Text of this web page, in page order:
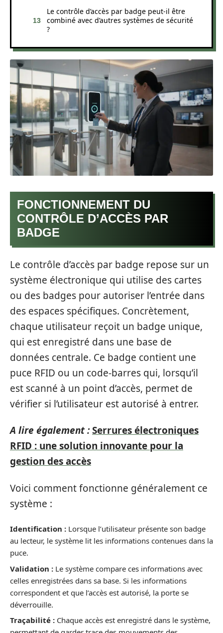
Le contrôle d’accès par badge peut-il être
combiné avec d’autres systèmes de sécurité
?
FONCTIONNEMENT DU
CONTRÔLE D’ACCÈS PAR
BADGE
Le contrôle d’accès par badge repose sur un
système électronique qui utilise des cartes
ou des badges pour autoriser l’entrée dans
des espaces spécifiques. Concrètement,
chaque utilisateur reçoit un badge unique,
qui est enregistré dans une base de
données centrale. Ce badge contient une
puce RFID ou un code-barres qui, lorsqu’il
est scanné à un point d’accès, permet de
vérifier si l’utilisateur est autorisé à entrer.
A lire également :Serrures électroniques
RFID : une solution innovante pour la
gestion des accès
Voici comment fonctionne généralement ce
système :
Identification : Lorsque l’utilisateur présente son badge
au lecteur, le système lit les informations contenues dans la
puce.
Validation : Le système compare ces informations avec
celles enregistrées dans sa base. Si les informations
correspondent et que l’accès est autorisé, la porte se
déverrouille.
Traçabilité : Chaque accès est enregistré dans le système,